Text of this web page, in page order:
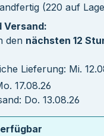
(220 auf
Versand:
den nächsten 12
Lieferung: Mi.
17.08.26
Do. 13.08.26